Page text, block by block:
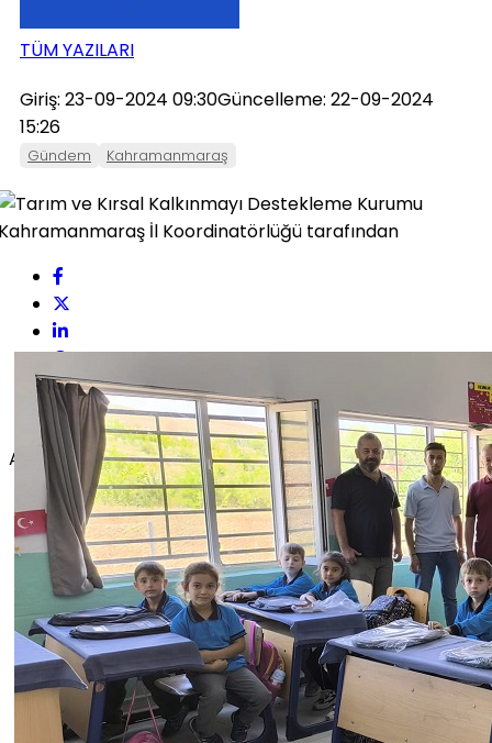
TÜM YAZILARI
Giriş: 23-09-2024 09:30Güncelleme: 22-09-2024
15:26
Gündem Kahramanmaraş
ABONE OL